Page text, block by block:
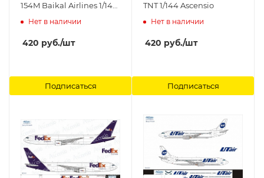
154M Baikal Airlines 1/144
Ascensio
Нет в наличии
420 руб./шт
Подписаться
TNT 1/144 Ascensio
Нет в наличии
420 руб./шт
Подписаться